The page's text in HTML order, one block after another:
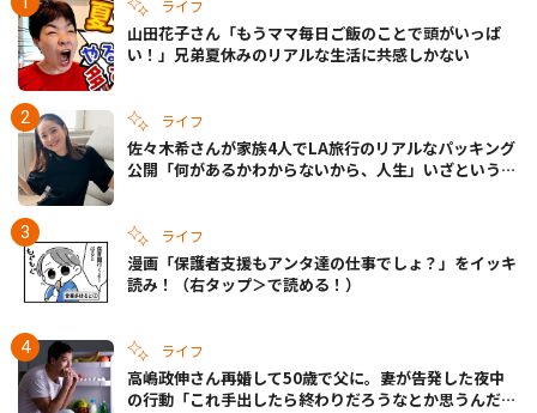
ライフ
山田花子さん「もうママ毎日ご飯のことで頭がいっぱ
い！」兄弟夏休みのリアルな生活に共感しかない
ライフ
佐々木希さんが家族4人でLA旅行のリアルなパッキング
公開「何があるかわからないから、人生」いざというと
ライフ
漫画「保護者支援もアンタ達の仕事でしょ？」をイッキ
読み！（右タップ＞で読める！）
ライフ
高嶋政伸さん再婚して50歳で父に。妻が告発した夜中
の行動「これ手出したら終わりだろうなとか思うんだけ